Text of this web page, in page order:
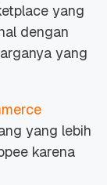
yang
dengan
yang
yang lebih
karena